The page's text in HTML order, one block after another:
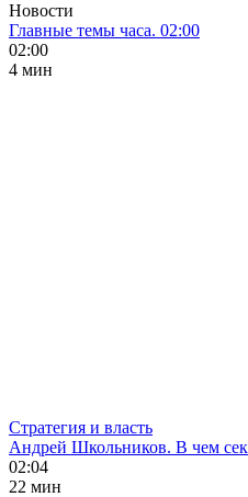
Новости
Главные темы часа. 02:00
02:00
4 мин
Стратегия и власть
Андрей Школьников. В чем
02:04
22 мин